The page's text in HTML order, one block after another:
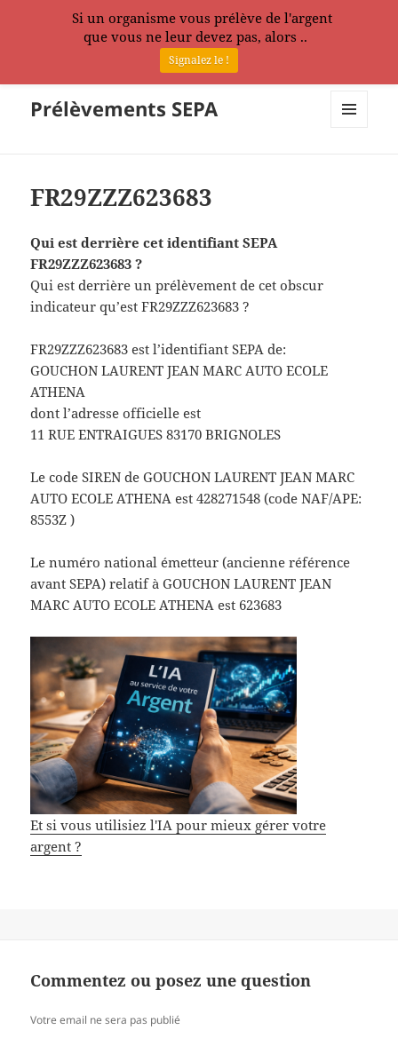
Prélèvements SEPA
FR29ZZZ623683
Qui est derrière cet identifiant SEPA
FR29ZZZ623683 ?
Qui est derrière un prélèvement de cet obscur
indicateur qu’est FR29ZZZ623683 ?
FR29ZZZ623683 est l’identifiant SEPA de:
GOUCHON LAURENT JEAN MARC AUTO ECOLE
ATHENA
dont l’adresse officielle est
11 RUE ENTRAIGUES 83170 BRIGNOLES
Le code SIREN de GOUCHON LAURENT JEAN MARC
AUTO ECOLE ATHENA est 428271548 (code NAF/APE:
8553Z )
Le numéro national émetteur (ancienne référence
avant SEPA) relatif à GOUCHON LAURENT JEAN
MARC AUTO ECOLE ATHENA est 623683
Et si vous utilisiez l'IA pour mieux gérer votre
argent ?
Commentez ou posez une question
Votre email ne sera pas publié
Si un organisme vous prélève de l'argent
que vous ne leur devez pas, alors ..
Signalez le !